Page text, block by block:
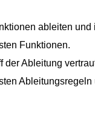
ableiten und
Funktionen.
der Ableitung